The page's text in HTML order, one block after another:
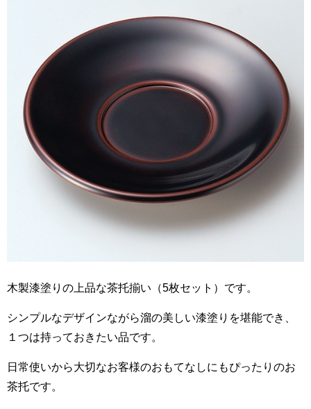
木製漆塗りの上品な茶托揃い（5枚セット）です。
シンプルなデザインながら溜の美しい漆塗りを堪能でき、
１つは持っておきたい品です。
日常使いから大切なお客様のおもてなしにもぴったりのお
茶托です。